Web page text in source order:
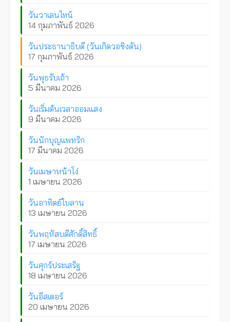
วันวาเลนไทน์
14 กุมภาพันธ์ 2026
วันประธานาธิบดี (วันเกิดวอชิงตัน)
17 กุมภาพันธ์ 2026
วันพุธรับเถ้า
5 มีนาคม 2026
วันเริ่มต้นเวลาออมแสง
9 มีนาคม 2026
วันนักบุญแพทริก
17 มีนาคม 2026
วันเมษาหน้าโง่
1 เมษายน 2026
วันอาทิตย์ใบลาน
13 เมษายน 2026
วันพฤหัสบดีศักดิ์สิทธิ์
17 เมษายน 2026
วันศุกร์ประเสริฐ
18 เมษายน 2026
วันอีสเตอร์
20 เมษายน 2026